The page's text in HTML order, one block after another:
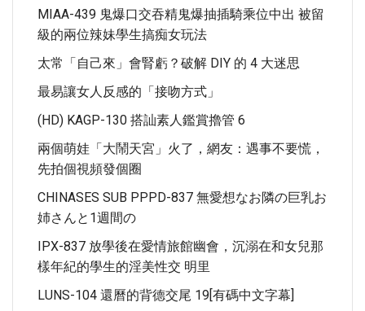
MIAA-439 鬼爆口交吞精鬼爆抽插騎乘位中出 被留
級的兩位辣妹學生搞痴女玩法
太常「自己來」會腎虧？破解 DIY 的 4 大迷思
最易讓女人反感的「接吻方式」
(HD) KAGP-130 搭訕素人鑑賞擼管 6
兩個萌娃「大鬧天宮」火了，網友：遇事不要慌，
先拍個視頻發個圈
CHINASES SUB PPPD-837 無愛想なお隣の巨乳お
姉さんと1週間の
IPX-837 放學後在愛情旅館幽會，沉溺在和女兒那
樣年紀的學生的淫美性交 明里
LUNS-104 還曆的背德交尾 19[有碼中文字幕]